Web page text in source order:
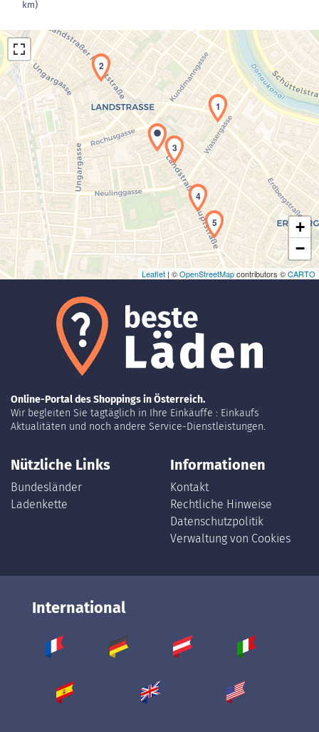
km)
Laden der Karte...
1
2
3
4
5
+
−
Leaflet | ©OpenStreetMapcontributors ©CARTO
Online-Portal des Shoppings in Österreich.
Wir begleiten Sie tagtäglich in Ihre Einkäuffe : Einkaufs
Aktualitäten und noch andere Service-Dienstleistungen.
Nützliche Links
Bundesländer
Ladenkette
Informationen
Kontakt
Rechtliche Hinweise
Datenschutzpolitik
Verwaltung von Cookies
International